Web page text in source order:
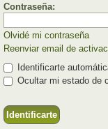
Contraseña:
Olvidé mi contraseña
Reenviar email de
Identificarte
Ocultar mi estado de